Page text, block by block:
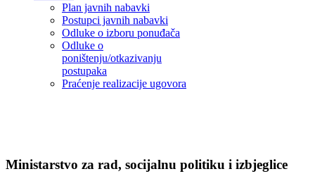
Plan javnih nabavki
Postupci javnih nabavki
Odluke o izboru ponuđača
Odluke o
poništenju/otkazivanju
postupaka
Praćenje realizacije ugovora
Ministarstvo za rad, socijalnu politiku i izbjeglice